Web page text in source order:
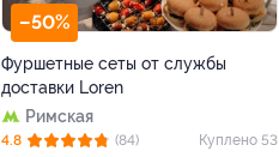
–50%
Фуршетные сеты от службы
доставки Loren
Римская
4.8 (84) Куплено 53